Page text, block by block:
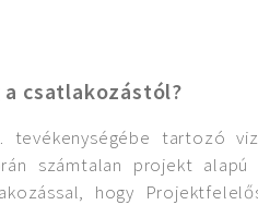
a csatlakozástól?
tevékenységébe tartozó
számtalan projekt
hogy